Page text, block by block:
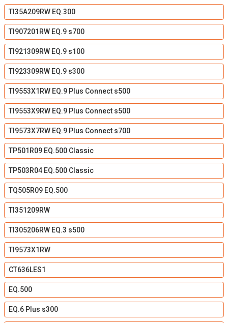
TI35A209RW EQ.300
TI907201RW EQ.9 s700
TI921309RW EQ.9 s100
TI923309RW EQ.9 s300
TI9553X1RW EQ.9 Plus Connect s500
TI9553X9RW EQ.9 Plus Connect s500
TI9573X7RW EQ.9 Plus Connect s700
TP501R09 EQ.500 Classic
TP503R04 EQ.500 Classic
TQ505R09 EQ.500
TI351209RW
TI305206RW EQ.3 s500
TI9573X1RW
CT636LES1
EQ.500
EQ.6 Plus s300